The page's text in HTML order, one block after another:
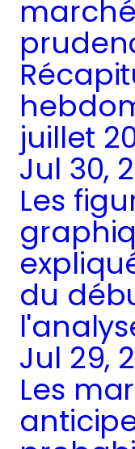
juillet
Jul 30,
Les
du
Jul 29,
Les